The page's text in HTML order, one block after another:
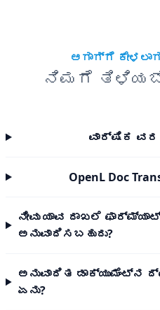
ಆಗಾಗ್ಗೆ
ನಿಮಗೆ
ವಾರ್ಷಿಕ
OpenL Doc
ನೀವು ಯಾವ ದಾಖಲೆ
ಅನುವಾದಿಸಬಹುದು?
ಅನುವಾದಿತ ಡಾಕ್ಯುಮೆಂಟ್‌ನ
ಏನು?